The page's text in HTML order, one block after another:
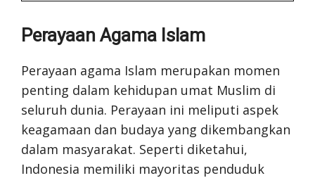
Perayaan Agama Islam
Perayaan agama Islam merupakan momen
penting dalam kehidupan umat Muslim di
seluruh dunia. Perayaan ini meliputi aspek
keagamaan dan budaya yang dikembangkan
dalam masyarakat. Seperti diketahui,
Indonesia memiliki mayoritas penduduk